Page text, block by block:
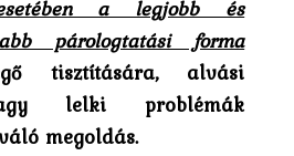
a legjobb és
párologtatási forma
tisztítására, alvási
lelki problémák
megoldás.